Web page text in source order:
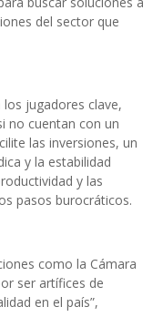
del sector que
jugadores clave,
no cuentan con un
las inversiones, un
y la estabilidad
y las
pasos burocráticos.
como la Cámara
ser artífices de
en el país”,